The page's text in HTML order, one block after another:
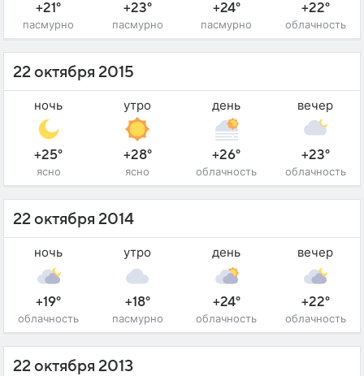
+21°
пасмурно
+23°
пасмурно
+24°
пасмурно
+22°
облачность
22 октября 2015
ночь
+25°
ясно
утро
+28°
ясно
день
+26°
облачность
вечер
+23°
облачность
22 октября 2014
ночь
+19°
облачность
утро
+18°
пасмурно
день
+24°
облачность
вечер
+22°
облачность
22 октября 2013